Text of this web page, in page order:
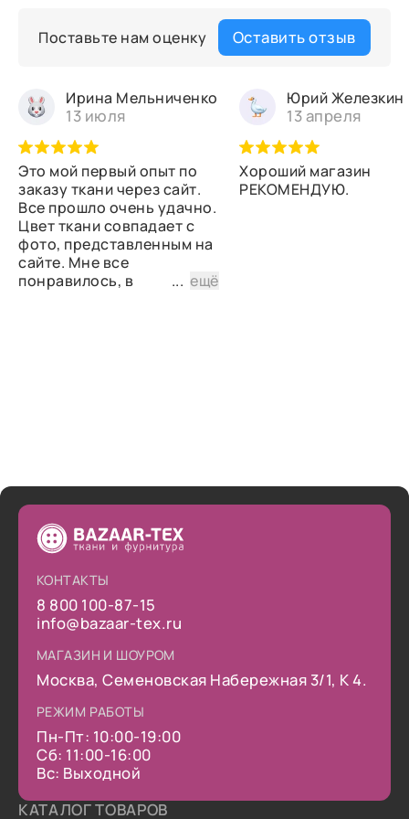
Поставьте нам оценку Оставить отзыв
Ирина Мельниченко
13 июля
Это мой первый опыт по
заказу ткани через сайт.
Все прошло очень удачно.
Цвет ткани совпадает с
фото, представленным на
сайте. Мне все
понравилось, в
...ещё
Юрий Железкин
13 апреля
Хороший магазин
РЕКОМЕНДУЮ.
КОНТАКТЫ
8 800 100-87-15
info@bazaar-tex.ru
МАГАЗИН И ШОУРОМ
Москва, Семеновская Набережная 3/1, К 4.
РЕЖИМ РАБОТЫ
Пн-Пт: 10:00-19:00
Сб: 11:00-16:00
Вс: Выходной
КАТАЛОГ ТОВАРОВ